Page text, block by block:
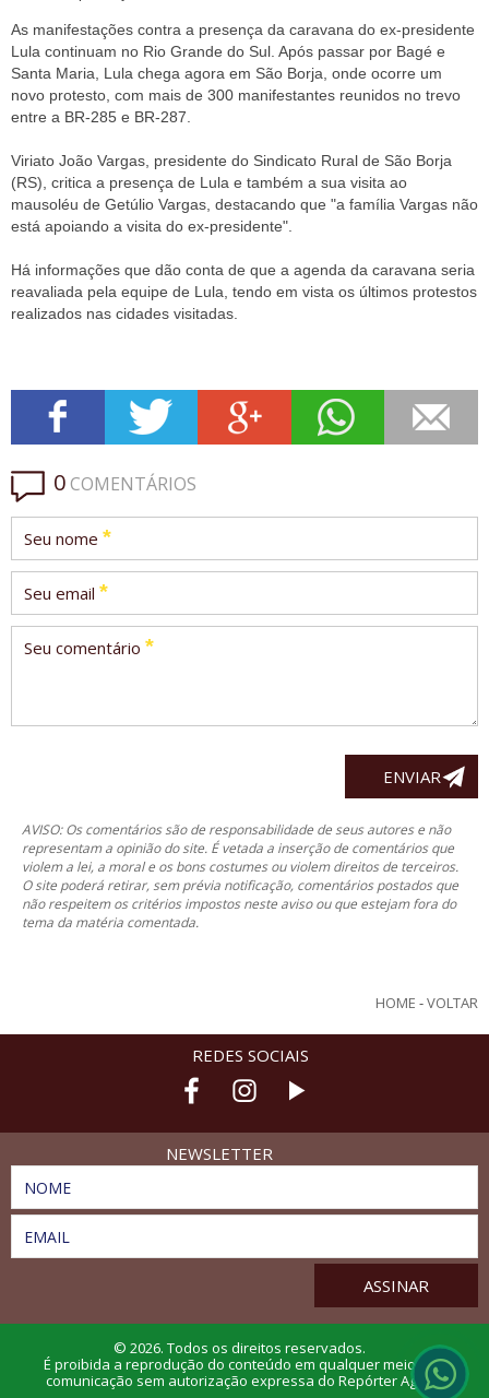
As manifestações contra a presença da caravana do ex-presidente
Lula continuam no Rio Grande do Sul. Após passar por Bagé e
Santa Maria, Lula chega agora em São Borja, onde ocorre um
novo protesto, com mais de 300 manifestantes reunidos no trevo
entre a BR-285 e BR-287.
Viriato João Vargas, presidente do Sindicato Rural de São Borja
(RS), critica a presença de Lula e também a sua visita ao
mausoléu de Getúlio Vargas, destacando que "a família Vargas não
está apoiando a visita do ex-presidente".
Há informações que dão conta de que a agenda da caravana seria
reavaliada pela equipe de Lula, tendo em vista os últimos protestos
realizados nas cidades visitadas.
0COMENTÁRIOS
Seu nome *
Seu email *
Seu comentário *
AVISO: Os comentários são de responsabilidade de seus autores e não
representam a opinião do site. É vetada a inserção de comentários que
violem a lei, a moral e os bons costumes ou violem direitos de terceiros.
O site poderá retirar, sem prévia notificação, comentários postados que
não respeitem os critérios impostos neste aviso ou que estejam fora do
tema da matéria comentada.
HOME -VOLTAR
REDES SOCIAIS
NEWSLETTER
NOME
EMAIL
© 2026. Todos os direitos reservados.
É proibida a reprodução do conteúdo em qualquer meio de
comunicação sem autorização expressa do Repórter Agro.